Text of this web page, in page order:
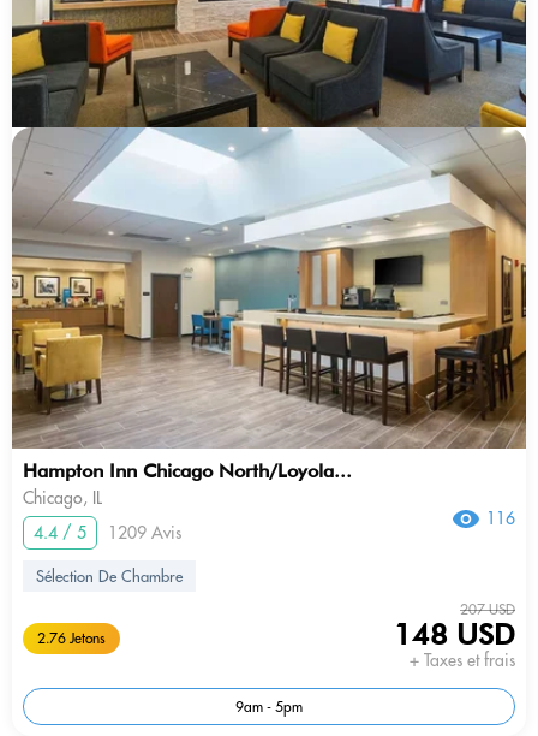
Hampton Inn Chicago North/Loyola...
Chicago, IL
4.4 / 5
1209 Avis
116
Sélection De Chambre
2.76 Jetons
207 USD
148 USD
+ Taxes et frais
9am - 5pm